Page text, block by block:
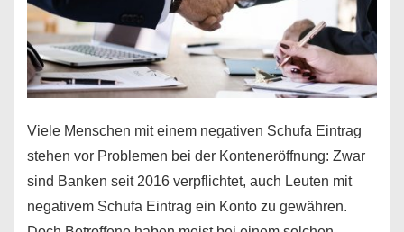
Viele Menschen mit einem negativen Schufa Eintrag
stehen vor Problemen bei der Konteneröffnung: Zwar
sind Banken seit 2016 verpflichtet, auch Leuten mit
negativem Schufa Eintrag ein Konto zu gewähren.